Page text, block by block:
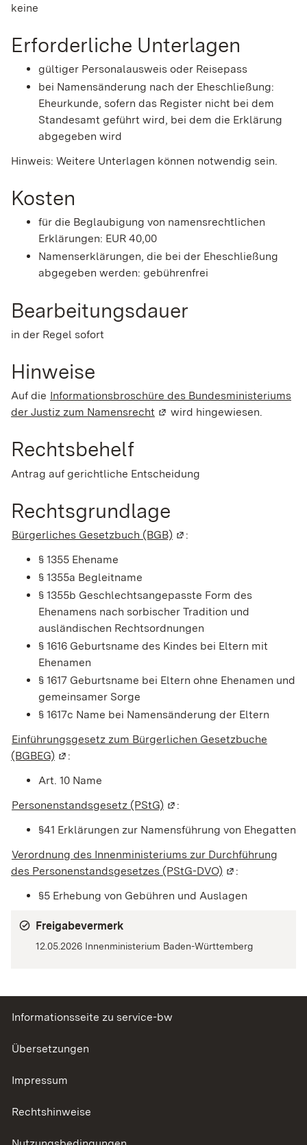
keine
Erforderliche Unterlagen
gültiger Personalausweis oder Reisepass
bei Namensänderung nach der Eheschließung:
Eheurkunde, sofern das Register nicht bei dem
Standesamt geführt wird, bei dem die Erklärung
abgegeben wird
Hinweis: Weitere Unterlagen können notwendig sein.
Kosten
für die Beglaubigung von namensrechtlichen
Erklärungen: EUR 40,00
Namenserklärungen, die bei der Eheschließung
abgegeben werden: gebührenfrei
Bearbeitungsdauer
in der Regel sofort
Hinweise
Auf die Informationsbroschüre des Bundesministeriums
der Justiz zum Namensrecht (Wird in einem neuen
wird hingewiesen.
Rechtsbehelf
Antrag auf gerichtliche Entscheidung
Rechtsgrundlage
Bürgerliches Gesetzbuch (BGB) (Wird in einem neuen
:
§ 1355 Ehename
§ 1355a Begleitname
§ 1355b Geschlechtsangepasste Form des
Ehenamens nach sorbischer Tradition und
ausländischen Rechtsordnungen
§ 1616 Geburtsname des Kindes bei Eltern mit
Ehenamen
§ 1617 Geburtsname bei Eltern ohne Ehenamen und
gemeinsamer Sorge
§ 1617c Name bei Namensänderung der Eltern
Einführungsgesetz zum Bürgerlichen Gesetzbuche
(BGBEG) (Wird in einem neuen Fenster geöffnet)
:
Art. 10 Name
Personenstandsgesetz (PStG) (Wird in einem neuen
:
§41 Erklärungen zur Namensführung von Ehegatten
Verordnung des Innenministeriums zur Durchführung
des Personenstandsgesetzes (PStG-DVO) (Wird in einem
:
§5 Erhebung von Gebühren und Auslagen
Freigabevermerk
12.05.2026 Innenministerium Baden-Württemberg
Informationsseite zu service-bw
Übersetzungen
Impressum
Rechtshinweise